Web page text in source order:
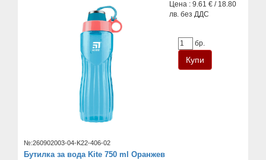
Цена : 9.61 € / 18.80
лв. без ДДС
бр.
№:260902003-04-K22-406-02
Бутилка за вода Kite 750 ml Оранжев